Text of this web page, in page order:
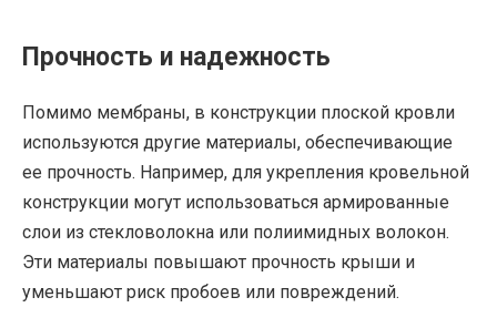
Прочность и надежность
Помимо мембраны, в конструкции плоской кровли
используются другие материалы, обеспечивающие
ее прочность. Например, для укрепления кровельной
конструкции могут использоваться армированные
слои из стекловолокна или полиимидных волокон.
Эти материалы повышают прочность крыши и
уменьшают риск пробоев или повреждений.